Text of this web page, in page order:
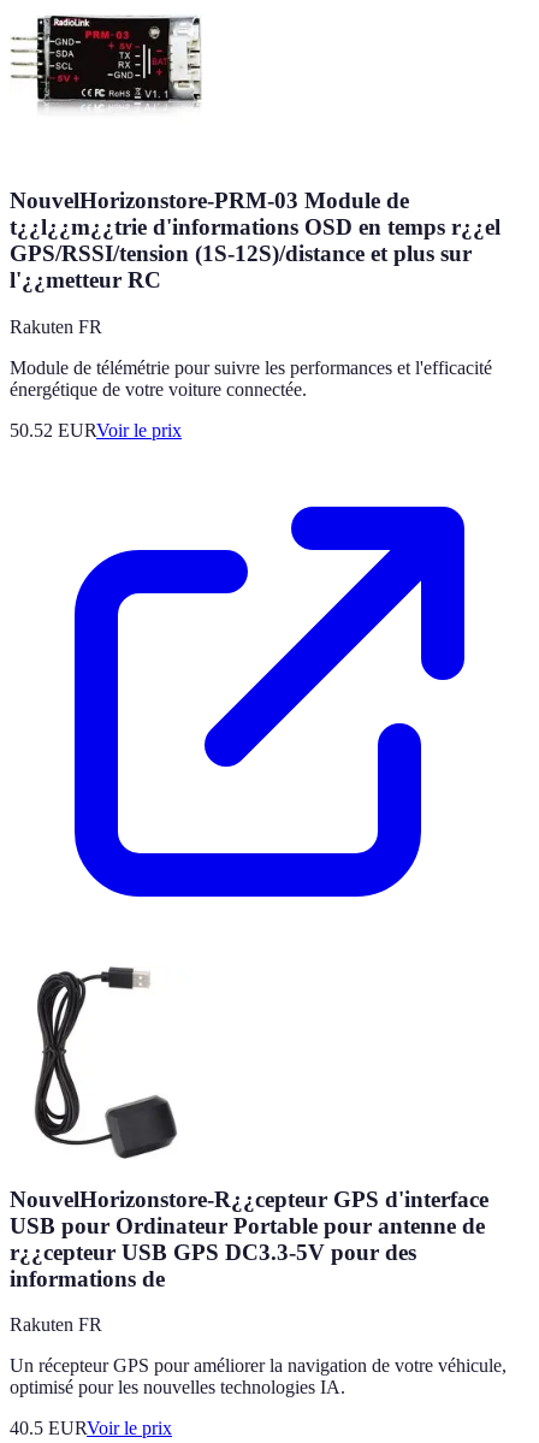
NouvelHorizonstore-PRM-03 Module de
t¿¿l¿¿m¿¿trie d'informations OSD en temps r¿¿el
GPS/RSSI/tension (1S-12S)/distance et plus sur
l'¿¿metteur RC
Rakuten FR
Module de télémétrie pour suivre les performances et l'efficacité
énergétique de votre voiture connectée.
50.52 EURVoir le prix
NouvelHorizonstore-R¿¿cepteur GPS d'interface
USB pour Ordinateur Portable pour antenne de
r¿¿cepteur USB GPS DC3.3-5V pour des
informations de
Rakuten FR
Un récepteur GPS pour améliorer la navigation de votre véhicule,
optimisé pour les nouvelles technologies IA.
40.5 EURVoir le prix